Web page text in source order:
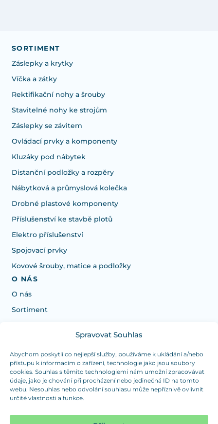
Spravovat Souhlas
Abychom poskytli co nejlepší služby, používáme k ukládání a/nebo
přístupu k informacím o zařízení, technologie jako jsou soubory
cookies. Souhlas s těmito technologiemi nám umožní zpracovávat
údaje, jako je chování při procházení nebo jedinečná ID na tomto
webu. Nesouhlas nebo odvolání souhlasu může nepříznivě ovlivnit
určité vlastnosti a funkce.
SORTIMENT
Záslepky a krytky
Víčka a zátky
Rektifikační nohy a šrouby
Stavitelné nohy ke strojům
Záslepky se závitem
Ovládací prvky a komponenty
Kluzáky pod nábytek
Distanční podložky a rozpěry
Nábytková a průmyslová kolečka
Drobné plastové komponenty
Příslušenství ke stavbě plotů
Elektro příslušenství
Spojovací prvky
Kovové šrouby, matice a podložky
O NÁS
O nás
Sortiment
Potrebujete poradiť s výberom?
Sme tu pre vás Pondelok-Štvrtok od: 7:30 - 15:30 hod
a Piatok od 7:30 - 14:30 hod
duranplast@duranplast.sk +421 0905 780 862
(platba iba v hotovosti)